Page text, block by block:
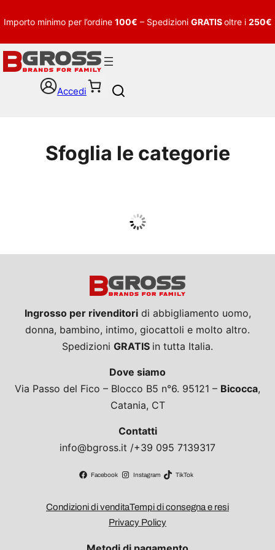
Importo minimo per l’ordine 100€ – Spedizioni GRATISoltre i 250€
Accedi
h
Sfoglia le categorie
Guarda tutto
Ingrosso per rivenditoridi abbigliamento uomo,
donna, bambino, intimo, giocattoli e molto altro.
Spedizioni GRATIS in tutta Italia.
Dove siamo
Via Passo del Fico – Blocco B5 n°6. 95121 – Bicocca,
Catania, CT
Contatti
info@bgross.it /+39 095 7139317
Facebook Instagram TikTok
Condizioni di venditaTempi di consegna e resi
Privacy Policy